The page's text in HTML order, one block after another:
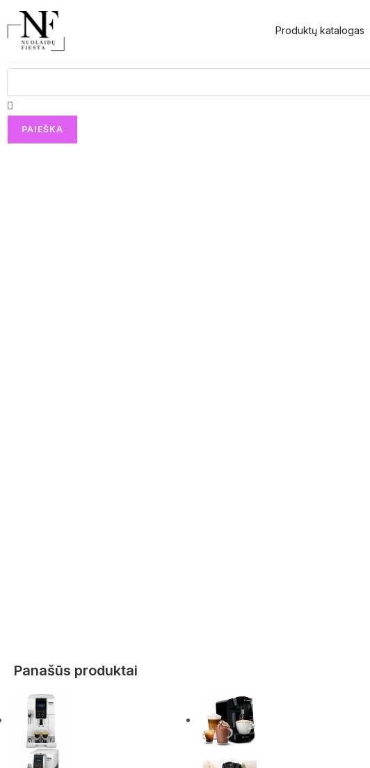
Produktų katalogas
PAIEŠKA
Panašūs produktai